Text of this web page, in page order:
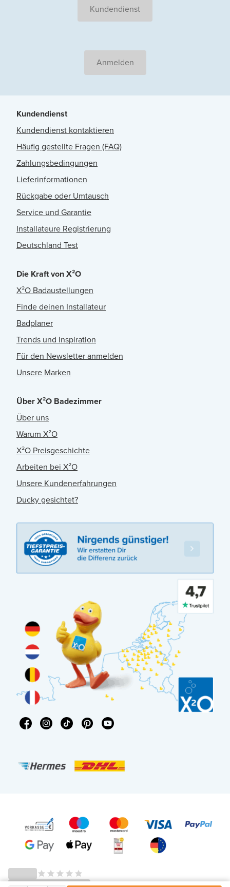
Kundendienst
Anmelden
Kundendienst
Kundendienst kontaktieren
Häufig gestellte Fragen (FAQ)
Zahlungsbedingungen
Lieferinformationen
Rückgabe oder Umtausch
Service und Garantie
Installateure Registrierung
Deutschland Test
Die Kraft von X²O
X²O Badaustellungen
Finde deinen Installateur
Badplaner
Trends und Inspiration
Für den Newsletter anmelden
Unsere Marken
Über X²O Badezimmer
Über uns
Warum X²O
X²O Preisgeschichte
Arbeiten bei X²O
Unsere Kundenerfahrungen
Ducky gesichtet?